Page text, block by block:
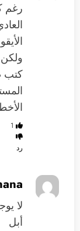
رغم
كتب
1
رد
لا
أبل